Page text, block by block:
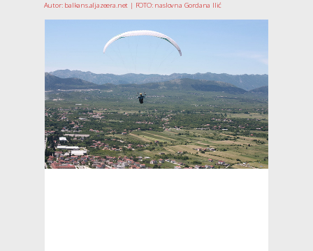
Autor: balkans.aljazeera.net | FOTO: naslovna Gordana Ilić